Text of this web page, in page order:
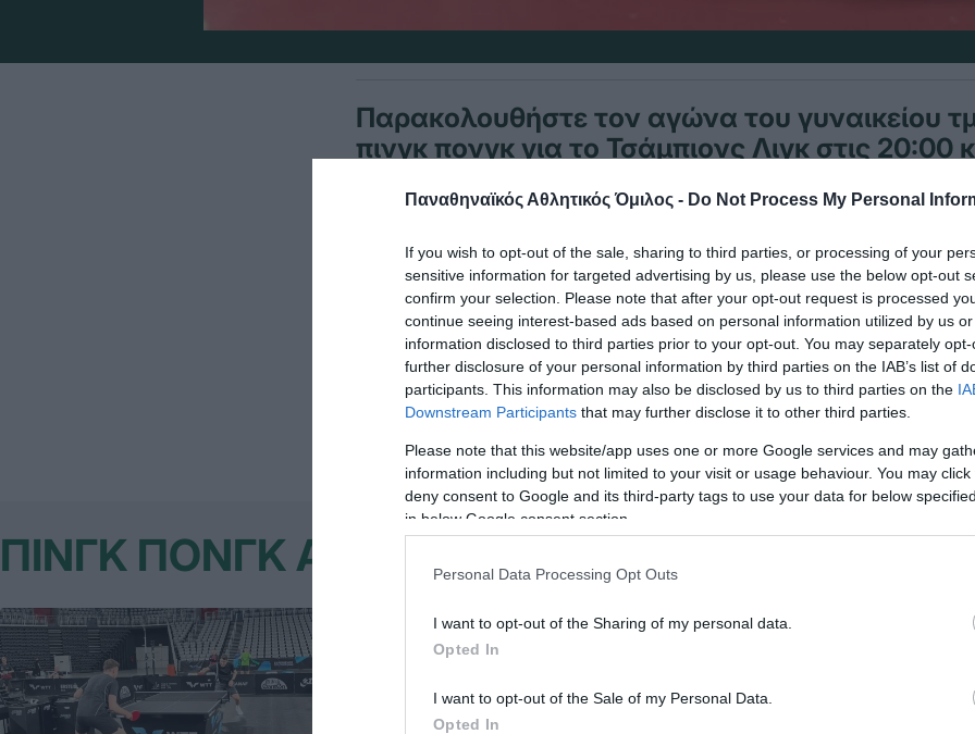
Παναθηναϊκός Αθλητικός Όμιλος - Do Not Process My Personal
If you wish to opt-out of the sale, sharing to third parties, or processing of your
sensitive information for targeted advertising by us, please use the below opt-out
confirm your selection. Please note that after your opt-out request is processed
continue seeing interest-based ads based on personal information utilized by us
information disclosed to third parties prior to your opt-out. You may separately
further disclosure of your personal information by third parties on the IAB’s list of
participants. This information may also be disclosed by us to third parties on the
Downstream Participants that may further disclose it to other third parties.
Please note that this website/app uses one or more Google services and may
information including but not limited to your visit or usage behaviour. You may
deny consent to Google and its third-party tags to use your data for below
in below Google consent section.
Personal Data Processing Opt Outs
I want to opt-out of the Sharing of my personal data.
Opted In
I want to opt-out of the Sale of my Personal Data.
Opted In
Παρακολουθήστε τον αγώνα του γυναικείου
πινγκ πονγκ για το Τσάμπιονς Λιγκ στις 20:00
αγωνιστική ομίλων του Champions League
Για να δείτε ζωντανά την αναμέτρηση πατήστε στον ακόλουθο
https://www.ettu.tv/en-int/playerpage/1515247?
ΠΙΝΓΚ ΠΟΝΓΚ ΑΝΔΡΩΝ